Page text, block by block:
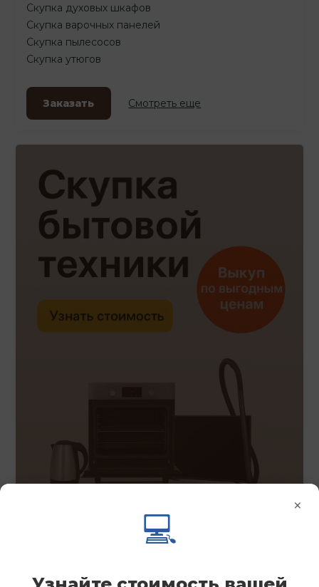
Скупка духовых шкафов
Скупка варочных панелей
Скупка пылесосов
Скупка утюгов
Заказать Смотреть еще
×
💻